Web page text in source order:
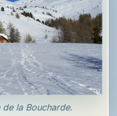
la Boucharde.